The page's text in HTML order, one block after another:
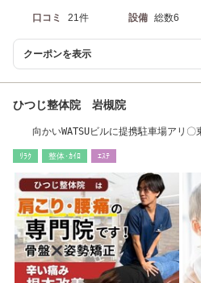
口コミ 21件 設備 総数6
クーポンを表示
ひつじ整体院 岩槻院
向かいWATSUビルに提携駐車場アリ
ﾘﾗｸ 整体･ｶｲﾛ ｴｽﾃ